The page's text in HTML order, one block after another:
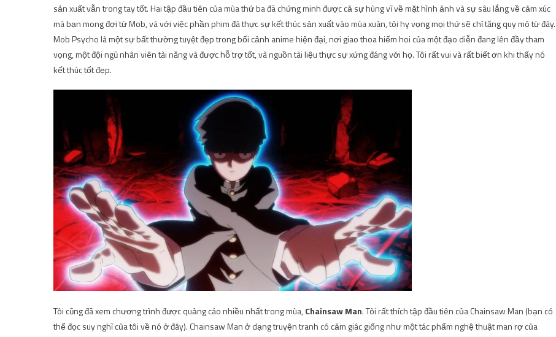
sản xuất vẫn trong tay tốt. Hai tập đầu tiên của mùa thứ ba đã chứng minh được cả sự hùng vĩ về mặt hình ảnh và sự sâu lắng về cảm xúc
mà bạn mong đợi từ Mob, và với việc phần phim đã thực sự kết thúc sản xuất vào mùa xuân, tôi hy vọng mọi thứ sẽ chỉ tăng quy mô từ đây.
Mob Psycho là một sự bất thường tuyệt đẹp trong bối cảnh anime hiện đại, nơi giao thoa hiếm hoi của một đạo diễn đang lên đầy tham
vọng, một đội ngũ nhân viên tài năng và được hỗ trợ tốt, và nguồn tài liệu thực sự xứng đáng với họ. Tôi rất vui và rất biết ơn khi thấy nó
kết thúc tốt đẹp.
Tôi cũng đã xem chương trình được quảng cáo nhiều nhất trong mùa,Chainsaw Man. Tôi rất thích tập đầu tiên của Chainsaw Man (bạn có
thể đọc suy nghĩ của tôi về nó ở đây). Chainsaw Man ở dạng truyện tranh có cảm giác giống như một tác phẩm nghệ thuật man rợ của